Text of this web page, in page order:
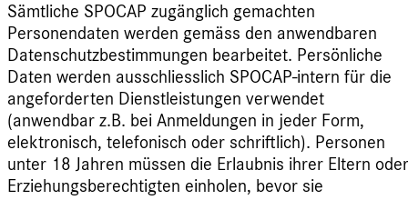
Sämtliche SPOCAP zugänglich gemachten
Personendaten werden gemäss den anwendbaren
Datenschutzbestimmungen bearbeitet. Persönliche
Daten werden ausschliesslich SPOCAP-intern für die
angeforderten Dienstleistungen verwendet
(anwendbar z.B. bei Anmeldungen in jeder Form,
elektronisch, telefonisch oder schriftlich). Personen
unter 18 Jahren müssen die Erlaubnis ihrer Eltern oder
Erziehungsberechtigten einholen, bevor sie